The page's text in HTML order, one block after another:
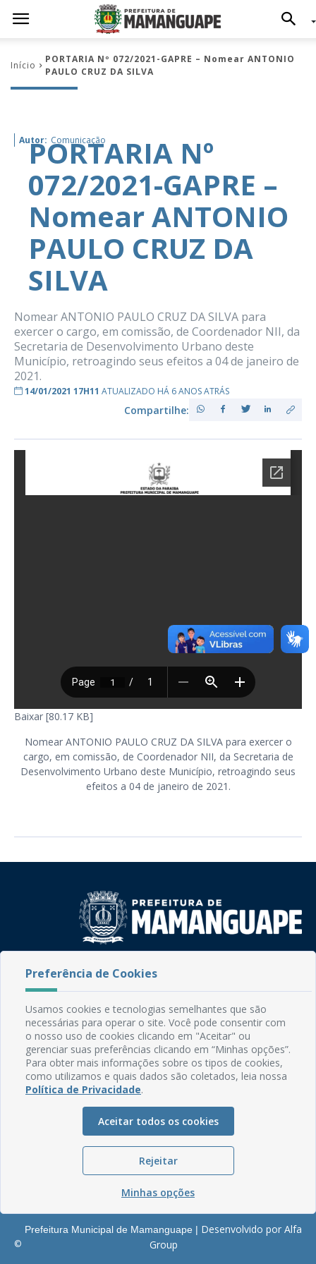
Início
PORTARIA Nº 072/2021-GAPRE – Nomear ANTONIO
PAULO CRUZ DA SILVA
Autor: Comunicação
PORTARIA Nº
072/2021-GAPRE –
Nomear ANTONIO
PAULO CRUZ DA
SILVA
Nomear ANTONIO PAULO CRUZ DA SILVA para
exercer o cargo, em comissão, de Coordenador NII, da
Secretaria de Desenvolvimento Urbano deste
Município, retroagindo seus efeitos a 04 de janeiro de
2021.
14/01/2021 17H11 ATUALIZADO HÁ 6 ANOS ATRÁS
Compartilhe:
Baixar [80.17 KB]
Nomear ANTONIO PAULO CRUZ DA SILVA para exercer o
cargo, em comissão, de Coordenador NII, da Secretaria de
Desenvolvimento Urbano deste Município, retroagindo seus
efeitos a 04 de janeiro de 2021.
CEP: 58.280-000 - Mamanguape/PB
Email: comunicacao@mamanguape.pb.gov.br
Expediente: Segunda à Sexta, das 08h às 13h
Mapa do Site
Perguntas frequentes
Glossário
Serviços Internos
©
Prefeitura Municipal de Mamanguape | Desenvolvido por Alfa
Group
Preferência de Cookies
Usamos cookies e tecnologias semelhantes que são
necessárias para operar o site. Você pode consentir com
o nosso uso de cookies clicando em "Aceitar" ou
gerenciar suas preferências clicando em “Minhas opções”.
Para obter mais informações sobre os tipos de cookies,
como utilizamos e quais dados são coletados, leia nossa
Política de Privacidade.
Aceitar todos os cookies
Rejeitar
Minhas opções